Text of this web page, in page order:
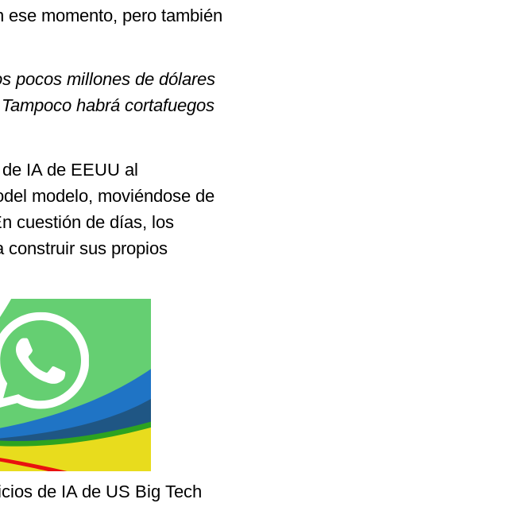
momento, pero también
pocos millones de dólares
habrá cortafuegos
IA de EEUU al
modelo, moviéndose de
cuestión de días, los
construir sus propios
de IA de US Big Tech